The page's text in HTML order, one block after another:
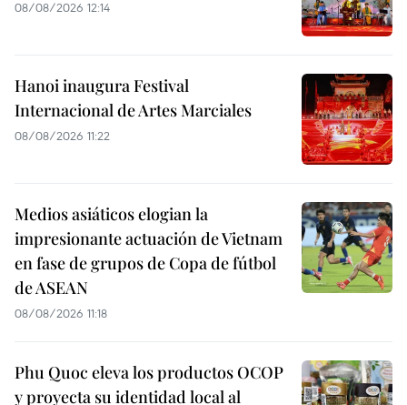
08/08/2026 12:14
Hanoi inaugura Festival
Internacional de Artes Marciales
08/08/2026 11:22
Medios asiáticos elogian la
impresionante actuación de Vietnam
en fase de grupos de Copa de fútbol
de ASEAN
08/08/2026 11:18
Phu Quoc eleva los productos OCOP
y proyecta su identidad local al